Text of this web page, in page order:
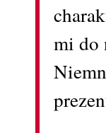
mi do